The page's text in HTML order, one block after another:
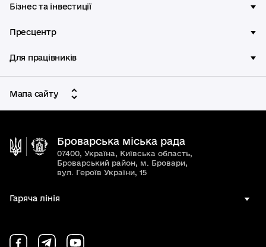
Бізнес та інвестиції
Пресцентр
Для працівників
Мапа сайту
Броварська міська рада
07400, Україна, Київська область,
Броварський район, м. Бровари,
вул. Героїв України, 15
Гаряча лінія